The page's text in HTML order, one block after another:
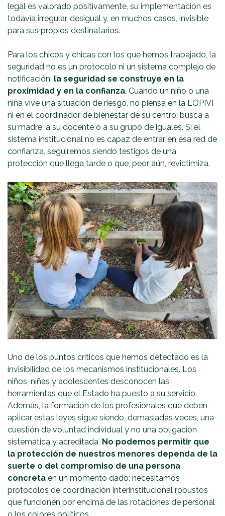
legal es valorado positivamente, su implementación es
todavía irregular, desigual y, en muchos casos, invisible
para sus propios destinatarios.
Para los chicos y chicas con los que hemos trabajado, la
seguridad no es un protocolo ni un sistema complejo de
notificación; la seguridad se construye en la
proximidad y en la confianza. Cuando un niño o una
niña vive una situación de riesgo, no piensa en la LOPIVI
ni en el coordinador de bienestar de su centro; busca a
su madre, a su docente o a su grupo de iguales. Si el
sistema institucional no es capaz de entrar en esa red de
confianza, seguiremos siendo testigos de una
protección que llega tarde o que, peor aún, revictimiza.
Uno de los puntos críticos que hemos detectado es la
invisibilidad de los mecanismos institucionales. Los
niños, niñas y adolescentes desconocen las
herramientas que el Estado ha puesto a su servicio.
Además, la formación de los profesionales que deben
aplicar estas leyes sigue siendo, demasiadas veces, una
cuestión de voluntad individual y no una obligación
sistemática y acreditada. No podemos permitir que
la protección de nuestros menores dependa de la
suerte o del compromiso de una persona
concreta en un momento dado; necesitamos
protocolos de coordinación interinstitucional robustos
que funcionen por encima de las rotaciones de personal